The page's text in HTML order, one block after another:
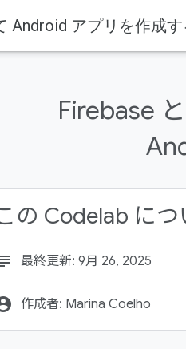
て Android アプリを構築する
Android アプリを作成す
Firebase
の Codelab につ
最終更新: 9月 26, 2025
作成者: Marina Coelho